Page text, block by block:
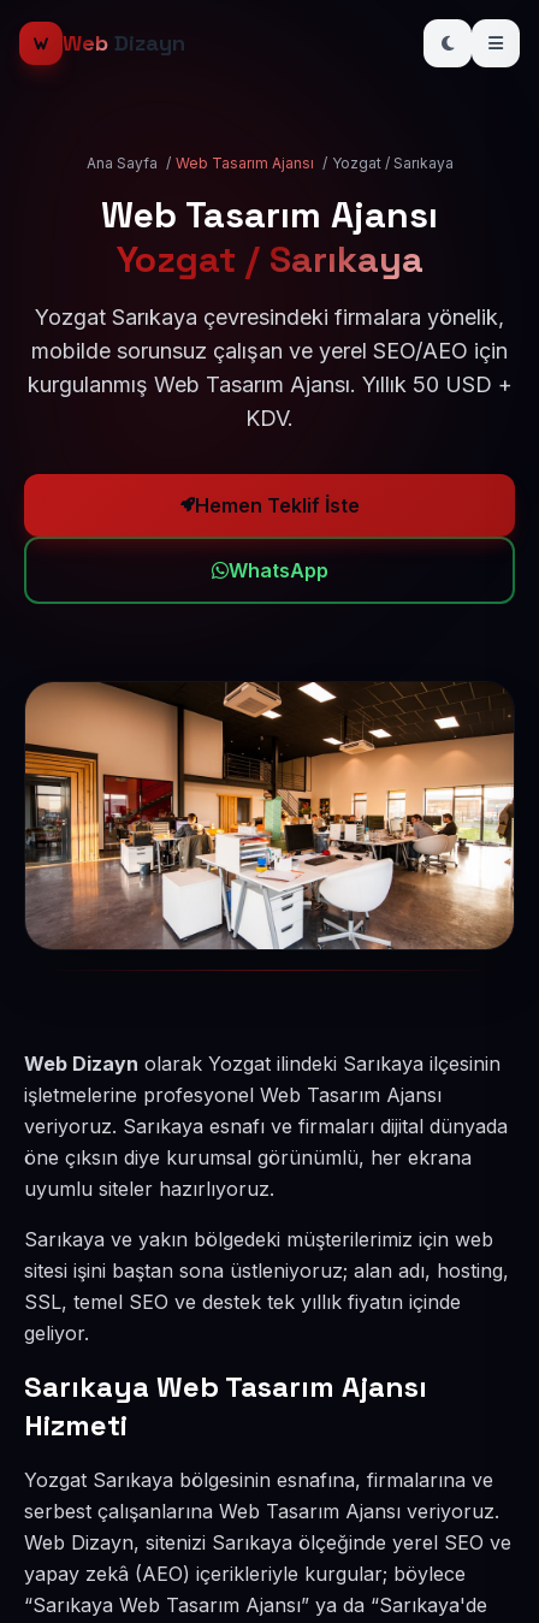
Web Dizayn
Ana Sayfa / Web Tasarım Ajansı / Yozgat / Sarıkaya
Web Tasarım Ajansı
Yozgat / Sarıkaya
Yozgat Sarıkaya çevresindeki firmalara yönelik,
mobilde sorunsuz çalışan ve yerel SEO/AEO için
kurgulanmış Web Tasarım Ajansı. Yıllık 50 USD +
KDV.
Hemen Teklif İste
WhatsApp
Web Dizayn olarak Yozgat ilindeki Sarıkaya ilçesinin
işletmelerine profesyonel Web Tasarım Ajansı
veriyoruz. Sarıkaya esnafı ve firmaları dijital dünyada
öne çıksın diye kurumsal görünümlü, her ekrana
uyumlu siteler hazırlıyoruz.
Sarıkaya ve yakın bölgedeki müşterilerimiz için web
sitesi işini baştan sona üstleniyoruz; alan adı, hosting,
SSL, temel SEO ve destek tek yıllık fiyatın içinde
geliyor.
Sarıkaya Web Tasarım Ajansı
Hizmeti
Yozgat Sarıkaya bölgesinin esnafına, firmalarına ve
serbest çalışanlarına Web Tasarım Ajansı veriyoruz.
Web Dizayn, sitenizi Sarıkaya ölçeğinde yerel SEO ve
yapay zekâ (AEO) içerikleriyle kurgular; böylece
“Sarıkaya Web Tasarım Ajansı” ya da “Sarıkaya'de